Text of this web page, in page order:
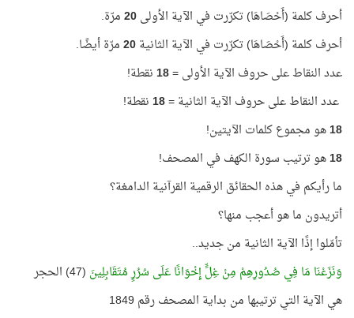
أحرف كلمة (أَحْصَاهَا) تكرّرت في الآية الأولى20مرّة.
أحرف كلمة (أَحْصَاهَا) تكرّرت في الآية الثانية20مرّة أيضًا.
عدد النقاط على حروف الآية الأولى =18نقطة!
عدد النقاط على حروف الآية الثانية =18نقطة!
18هو مجموع كلمات الآيتين!
18هو ترتيب سورة الكهف في المصحف!
ما رأيكم في هذه الحقائق الرقمية القرآنية الدامغة؟
أتريدون ما هو أعجب منها؟
تأمّلوا إذًا الآية الثانية من جديد..
وَنَزَعْنَا مَا فِي صُدُورِهِمْ مِنْ غِلٍّ إِخْوَانًا عَلَى سُرُرٍ مُتَقَابِلِينَ (47) الحجر
هي الآية التي ترتيبها من بداية المصحف رقم 1849